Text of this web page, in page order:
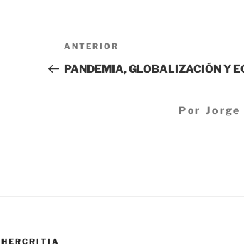
Navegación
de
Entrada
anterior:
ANTERIOR
PANDEMIA, GLOBALIZACIÓN Y
Por Jorge
HERCRITIA